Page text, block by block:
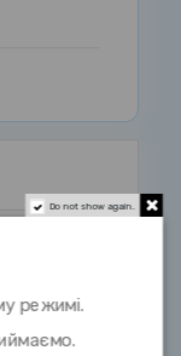
Do not show again.
режимі.